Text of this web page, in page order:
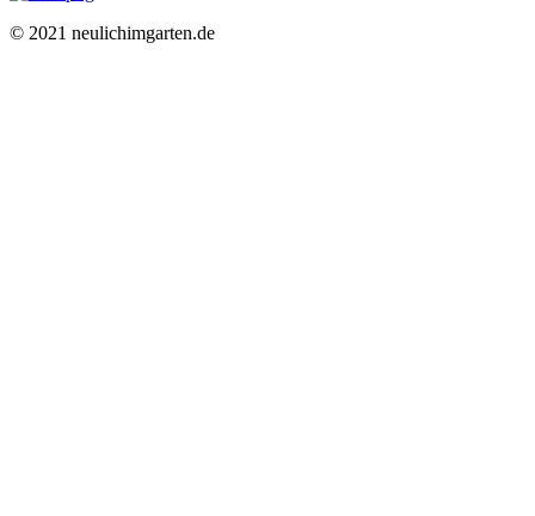
© 2021 neulichimgarten.de